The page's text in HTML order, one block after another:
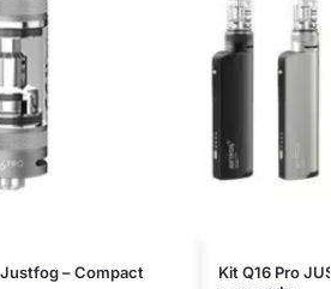
– Compact
Kit Q16 Pro